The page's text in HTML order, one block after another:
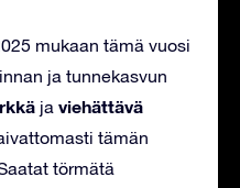
mukaan tämä vuosi
ja tunnekasvun
ja viehättävä
tämän
törmätä